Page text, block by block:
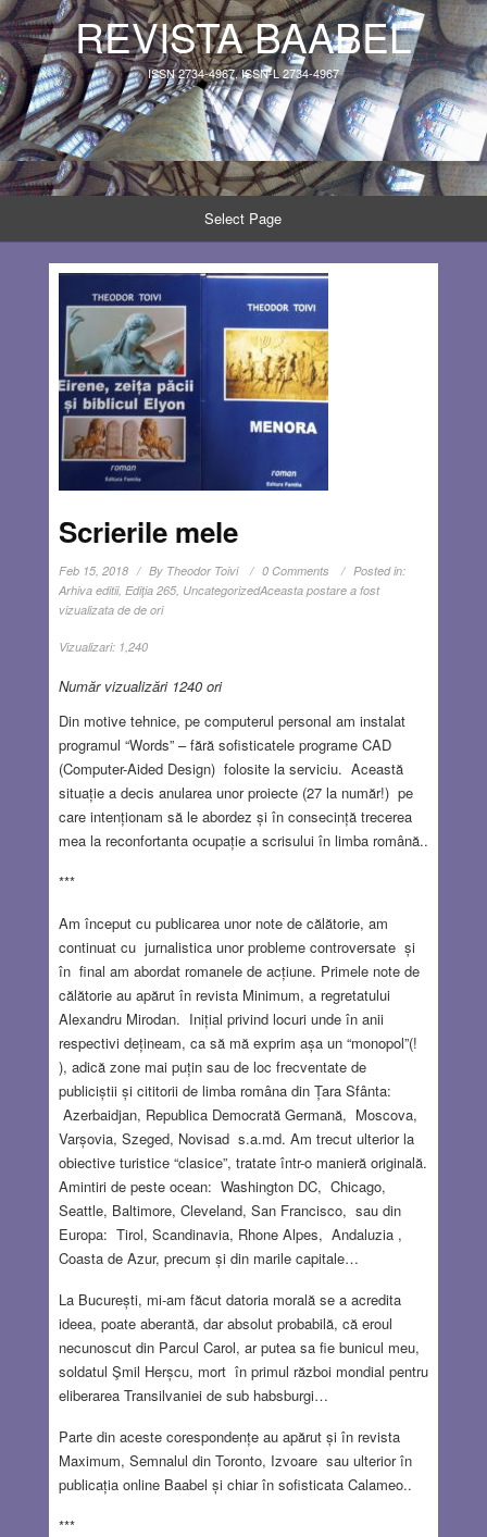
REVISTA BAABEL
ISSN 2734-4967, ISSN-L 2734-4967
Select Page
Scrierile mele
Feb 15, 2018 By Theodor Toivi 0 Comments
Posted in:
Arhiva editii, Ediţia 265, UncategorizedAceasta postare a fost
vizualizata de de ori
Vizualizari: 1,240
Număr vizualizări 1240 ori
Din motive tehnice, pe computerul personal am instalat
programul “Words” – fără sofisticatele programe CAD
(Computer-Aided Design) folosite la serviciu. Această
situație a decis anularea unor proiecte (27 la număr!) pe
care intenționam să le abordez și în consecință trecerea
mea la reconfortanta ocupație a scrisului în limba română..
***
Am început cu publicarea unor note de călătorie, am
continuat cu jurnalistica unor probleme controversate și
în final am abordat romanele de acțiune. Primele note de
călătorie au apărut în revista Minimum, a regretatului
Alexandru Mirodan. Inițial privind locuri unde în anii
respectivi dețineam, ca să mă exprim așa un “monopol”(!
), adică zone mai puțin sau de loc frecventate de
publiciștii și cititorii de limba româna din Țara Sfânta:
Azerbaidjan, Republica Democrată Germană, Moscova,
Varșovia, Szeged, Novisad s.a.md. Am trecut ulterior la
obiective turistice “clasice”, tratate într-o manieră originală.
Amintiri de peste ocean: Washington DC, Chicago,
Seattle, Baltimore, Cleveland, San Francisco, sau din
Europa: Tirol, Scandinavia, Rhone Alpes, Andaluzia ,
Coasta de Azur, precum și din marile capitale…
La București, mi-am făcut datoria morală se a acredita
ideea, poate aberantă, dar absolut probabilă, că eroul
necunoscut din Parcul Carol, ar putea sa fie bunicul meu,
soldatul Şmil Herșcu, mort în primul război mondial pentru
eliberarea Transilvaniei de sub habsburgi…
Parte din aceste corespondențe au apărut și în revista
Maximum, Semnalul din Toronto, Izvoare sau ulterior în
publicația online Baabel și chiar în sofisticata Calameo..
***